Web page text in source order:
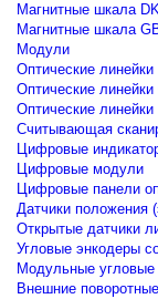
Магнитные шкала
Магнитные шкала
Модули
Оптические линейки
Оптические линейки
Оптические
Считывающая
Цифровые
Цифровые модули
Цифровые панели
Датчики положения
Открытые датчики
Угловые энкодеры
Модульные угловые
Внешние